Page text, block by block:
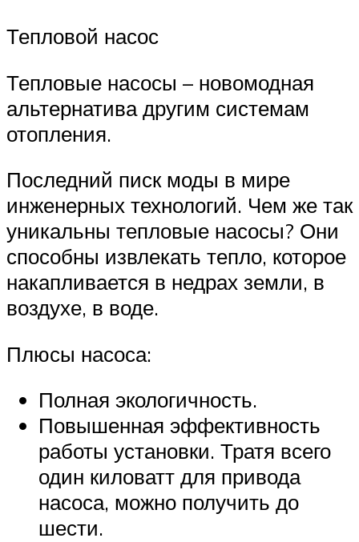
Тепловой насос
Тепловые насосы – новомодная
альтернатива другим системам
отопления.
Последний писк моды в мире
инженерных технологий. Чем же так
уникальны тепловые насосы? Они
способны извлекать тепло, которое
накапливается в недрах земли, в
воздухе, в воде.
Плюсы насоса:
Полная экологичность.
Повышенная эффективность
работы установки. Тратя всего
один киловатт для привода
насоса, можно получить до
шести.